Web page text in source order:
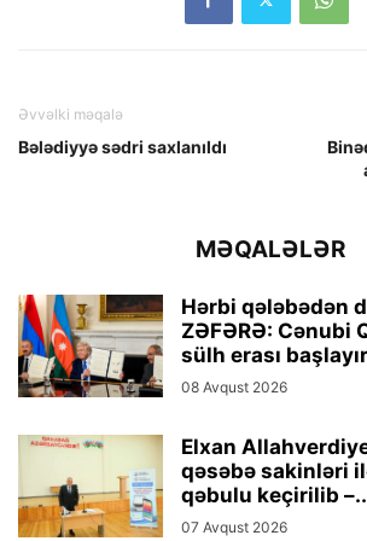
Əvvəlki məqalə
Bələdiyyə sədri saxlanıldı
MƏQALƏLƏR
Hərbi qələbədən
ZƏFƏRƏ: Cənubi
sülh erası başlayır
08 Avqust 2026
Elxan
qəsəbə sakinləri
qəbulu keçirilib
07 Avqust 2026